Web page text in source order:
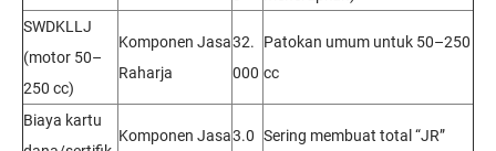
SWDKLLJ
(motor 50–
250 cc)
Komponen Jasa
Raharja
32.
000
Patokan umum untuk 50–250
cc
Biaya kartu
Komponen Jasa3.0 Sering membuat total “JR”